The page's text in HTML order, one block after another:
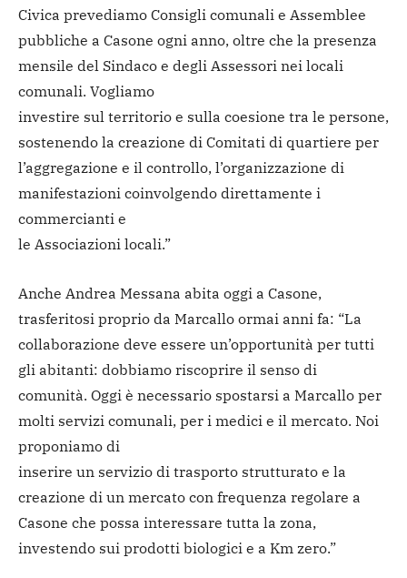
Civica prevediamo Consigli comunali e Assemblee
pubbliche a Casone ogni anno, oltre che la presenza
mensile del Sindaco e degli Assessori nei locali
comunali. Vogliamo
investire sul territorio e sulla coesione tra le persone,
sostenendo la creazione di Comitati di quartiere per
l’aggregazione e il controllo, l’organizzazione di
manifestazioni coinvolgendo direttamente i
commercianti e
le Associazioni locali.”
Anche Andrea Messana abita oggi a Casone,
trasferitosi proprio da Marcallo ormai anni fa: “La
collaborazione deve essere un’opportunità per tutti
gli abitanti: dobbiamo riscoprire il senso di
comunità. Oggi è necessario spostarsi a Marcallo per
molti servizi comunali, per i medici e il mercato. Noi
proponiamo di
inserire un servizio di trasporto strutturato e la
creazione di un mercato con frequenza regolare a
Casone che possa interessare tutta la zona,
investendo sui prodotti biologici e a Km zero.”